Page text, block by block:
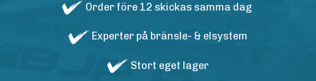
Order före 12 skickas samma dag
Experter på bränsle- & elsystem
Stort eget lager